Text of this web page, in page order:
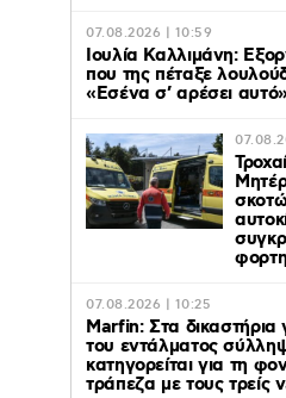
07.08.2026 | 10:59
Ιουλία Καλλιμάνη:
που της πέταξε
«Εσένα σ’ αρέσει
07.08.2026 | 10:25
Marfin: Στα δικαστήρια
του εντάλματος
κατηγορείται για τη
τράπεζα με τους τρείς